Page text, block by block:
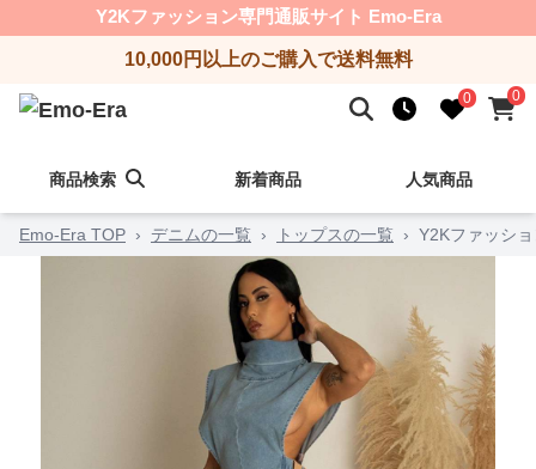
Y2Kファッション専門通販サイト Emo-Era
10,000円以上のご購入で送料無料
0 0
商品検索 新着商品 人気商品
Emo-Era TOP › デニムの一覧 › トップスの一覧 › Y2Kファッシ